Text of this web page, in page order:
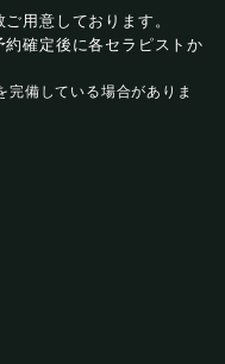
用意しております。
確定後に各セラピストか
備している場合がありま